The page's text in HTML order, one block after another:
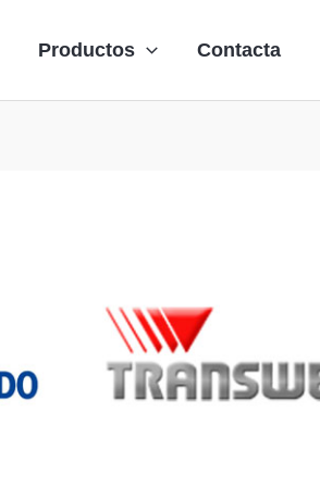
Productos Contacta